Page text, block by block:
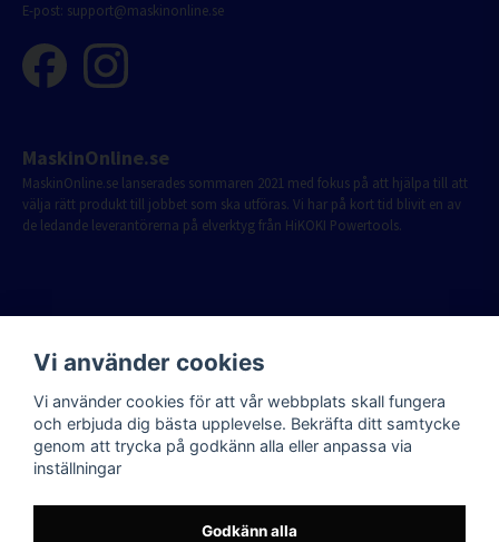
E-post: support@maskinonline.se
MaskinOnline.se
MaskinOnline.se lanserades sommaren 2021 med fokus på att hjälpa till att
välja rätt produkt till jobbet som ska utföras. Vi har på kort tid blivit en av
de ledande leverantörerna på elverktyg från HiKOKI Powertools.
Vi använder cookies
Vi använder cookies för att vår webbplats skall fungera
och erbjuda dig bästa upplevelse. Bekräfta ditt samtycke
genom att trycka på godkänn alla eller anpassa via
inställningar
Godkänn alla